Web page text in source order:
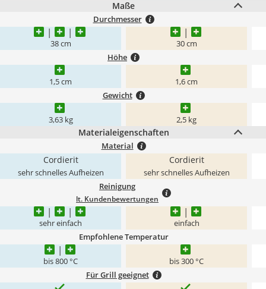
Maße
Durchmesser
38 cm 30 cm
Höhe
1,5 cm 1,6 cm
Gewicht
3,63 kg 2,5 kg
Materialeigenschaften
Material
Cordierit
sehr schnelles Aufheizen
Cordierit
sehr schnelles Aufheizen
Reinigung
lt. Kundenbewertungen
sehr einfach einfach
Empfohlene Temperatur
bis 800 °C bis 300 °C
Für Grill geeignet